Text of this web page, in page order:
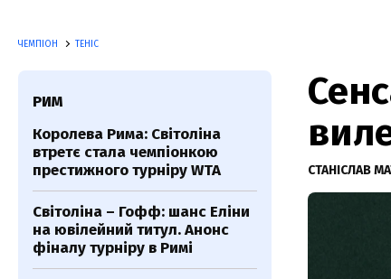
ЧЕМПІОН ТЕНІС
СТАНІСЛАВ
РИМ
Королева Рима: Світоліна
втретє стала чемпіонкою
престижного турніру WTA
Світоліна – Гофф: шанс Еліни
на ювілейний титул. Анонс
фіналу турніру в Римі